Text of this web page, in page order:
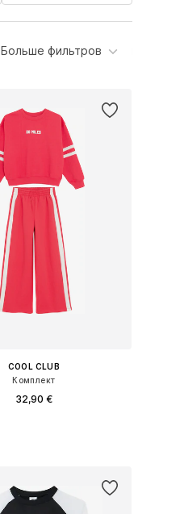
Подробности
Больше фильтров
COOL CLUB
Комплект
32,90 €